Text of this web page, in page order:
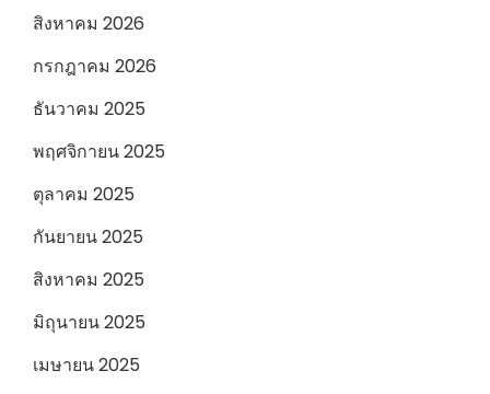
สิงหาคม 2026
กรกฎาคม 2026
ธันวาคม 2025
พฤศจิกายน 2025
ตุลาคม 2025
กันยายน 2025
สิงหาคม 2025
มิถุนายน 2025
เมษายน 2025